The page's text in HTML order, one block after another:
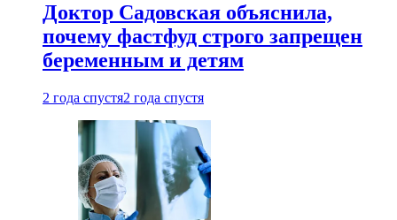
Доктор Садовская объяснила,
почему фастфуд строго запрещен
беременным и детям
2 года спустя2 года спустя